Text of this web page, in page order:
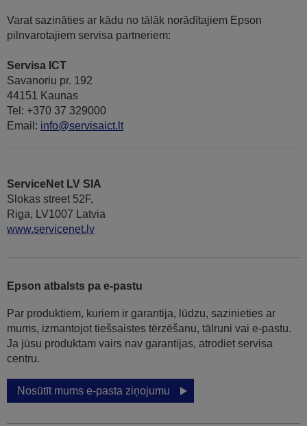
Varat sazināties ar kādu no tālāk norādītajiem Epson
pilnvarotajiem servisa partneriem:
Servisa ICT
Savanoriu pr. 192
44151 Kaunas
Tel: +370 37 329000
Email: info@servisaict.lt
ServiceNet LV SIA
Slokas street 52F,
Riga, LV1007 Latvia
www.servicenet.lv
Epson atbalsts pa e-pastu
Par produktiem, kuriem ir garantija, lūdzu, sazinieties ar
mums, izmantojot tiešsaistes tērzēšanu, tālruni vai e-pastu.
Ja jūsu produktam vairs nav garantijas, atrodiet servisa
centru.
Nosūtīt mums e-pasta ziņojumu